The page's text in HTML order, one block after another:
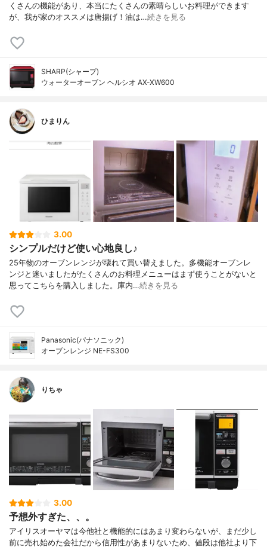
くさんの機能があり、本当にたくさんの素晴らしいお料理ができます
が、我が家のオススメは唐揚げ！油は…続きを見る
SHARP(シャープ)
ウォーターオーブン ヘルシオ AX-XW600
ひまりん
3.00
シンプルだけど使い心地良し♪
25年物のオーブンレンジが壊れて買い替えました。多機能オーブンレ
ンジと迷いましたがたくさんのお料理メニューはまず使うことがないと
思ってこちらを購入しました。庫内…続きを見る
Panasonic(パナソニック)
オーブンレンジ NE-FS300
りちゃ
3.00
予想外すぎた、、。
アイリスオーヤマは今他社と機能的にはあまり変わらないが、まだ少し
前に売れ始めた会社だから信用性があまりないため、値段は他社より下